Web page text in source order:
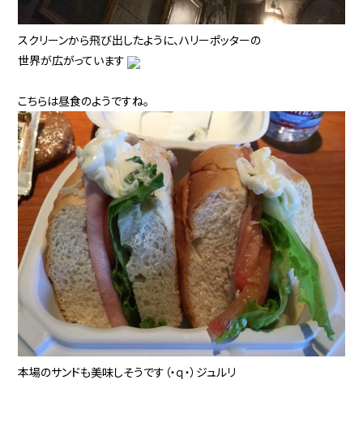
スクリーンから飛び出したように、ハリーポッターの
世界が広がっています
こちらは昼食のようですね。
本場のサンドも美味しそうです（・ｑ・）ジュルリ